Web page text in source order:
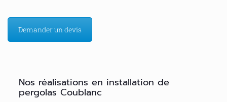
Demander un devis
Nos réalisations en installation de
pergolas Coublanc